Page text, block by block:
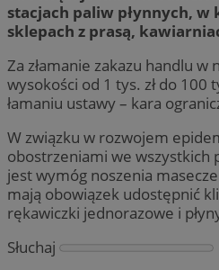
stacjach paliw płynnych,
sklepach z prasą,
Za złamanie zakazu handlu w
wysokości od 1 tys. zł do 100
łamaniu ustawy – kara
W związku w rozwojem
obostrzeniami we wszystkich
jest wymóg noszenia
mają obowiązek udostępnić
rękawiczki jednorazowe i
Słuchaj